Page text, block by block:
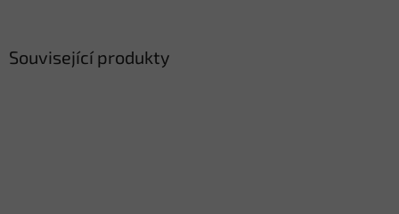
Související produkty